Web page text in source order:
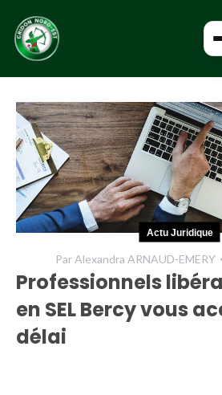
✕
INTERROGEZ-
NOUS
FORMEZ-
VOUS
INFORMEZ-
VOUS
LISEZ-NOUS
Actu Juridique
ParAlexandra ARNAUD-EMERY
Professionnels
en SEL Bercy vous
délai